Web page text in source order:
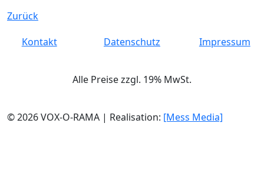
Zurück
Kontakt
Datenschutz Impressum
Alle Preise zzgl. 19% MwSt.
© 2026 VOX-O-RAMA | Realisation: [Mess Media]